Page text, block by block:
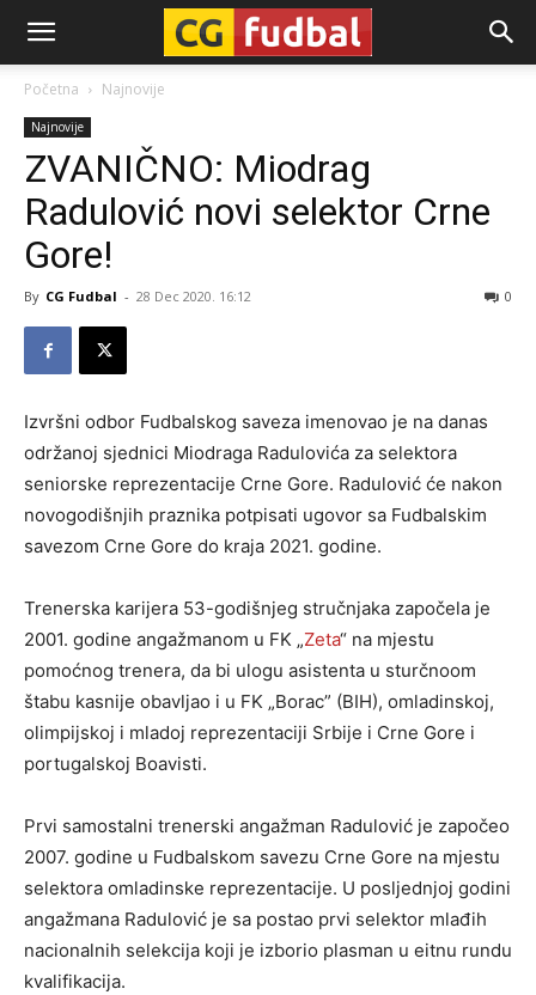
CG-
Fudbal
Početna Najnovije
Najnovije
ZVANIČNO: Miodrag
Radulović novi selektor Crne
Gore!
By CG Fudbal - 28 Dec 2020. 16:12 0
Izvršni odbor Fudbalskog saveza imenovao je na danas
održanoj sjednici Miodraga Radulovića za selektora
seniorske reprezentacije Crne Gore. Radulović će nakon
novogodišnjih praznika potpisati ugovor sa Fudbalskim
savezom Crne Gore do kraja 2021. godine.
Trenerska karijera 53-godišnjeg stručnjaka započela je
2001. godine angažmanom u FK „Zeta“ na mjestu
pomoćnog trenera, da bi ulogu asistenta u sturčnoom
štabu kasnije obavljao i u FK „Borac” (BIH), omladinskoj,
olimpijskoj i mladoj reprezentaciji Srbije i Crne Gore i
portugalskoj Boavisti.
Prvi samostalni trenerski angažman Radulović je započeo
2007. godine u Fudbalskom savezu Crne Gore na mjestu
selektora omladinske reprezentacije. U posljednjoj godini
angažmana Radulović je sa postao prvi selektor mlađih
nacionalnih selekcija koji je izborio plasman u eitnu rundu
kvalifikacija.